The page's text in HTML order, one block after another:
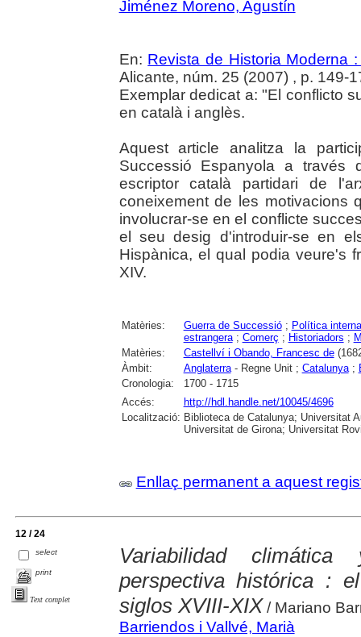
Jiménez Moreno, Agustín
En: Revista de Historia Moderna
Alicante, núm. 25 (2007) , p. 149-
Exemplar dedicat a: "El conflicto
en català i anglès.
Aquest article analitza la
Successió Espanyola a través
escriptor català partidari de
coneixement de les motivacions
involucrar-se en el conflicte
el seu desig d'introduir-se en
Hispànica, el qual podia veure's
XIV.
Matèries: Guerra de Successió; Política
estrangera; Comerç ; Historiadors ;
Matèries:
Castellví i Obando, Francesc de
Àmbit:
Anglaterra- Regne Unit ; Catalunya;
Cronologia:
1700 - 1715
Accés:
http://hdl.handle.net/10045/4696
Localització: Biblioteca de Catalunya; Universitat
Universitat de Girona; Universitat
Enllaç permanent a aquest
12 / 24
select
print
Text complet
Variabilidad
perspectiva histórica :
siglos XVIII-XIX / Mariano
Barriendos i Vallvé, Marià